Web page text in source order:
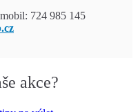
724 985 145
akce?